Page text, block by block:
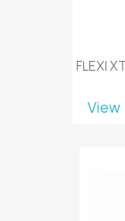
FLEXI
View